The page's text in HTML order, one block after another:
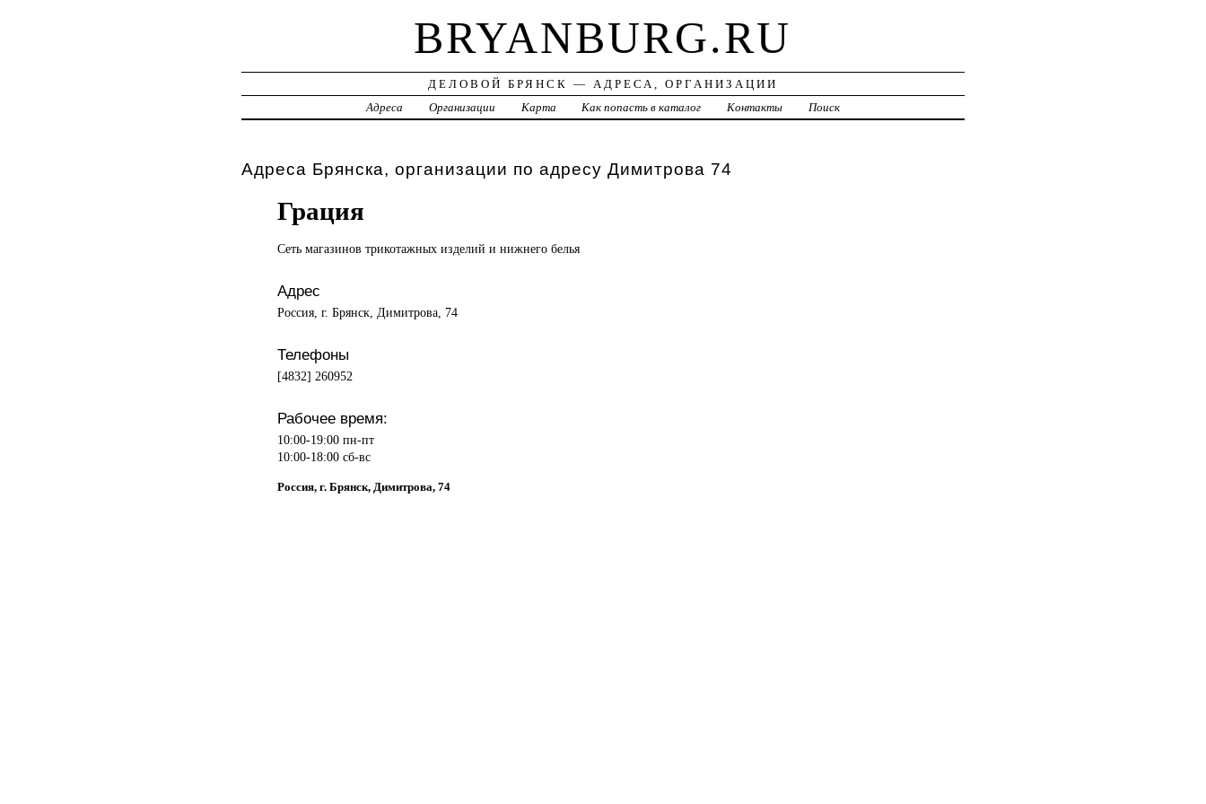
BRYANBURG.RU
ДЕЛОВОЙ БРЯНСК — АДРЕСА, ОРГАНИЗАЦИИ
Адреса
Организации Карта Как попасть в каталог Контакты Поиск
Адреса Брянска, организации по адресу Димитрова 74
Грация
Сеть магазинов трикотажных изделий и нижнего белья
Адрес
Россия, г. Брянск, Димитрова, 74
Телефоны
[4832] 260952
Рабочее время:
10:00-19:00 пн-пт
10:00-18:00 сб-вс
Россия, г. Брянск, Димитрова, 74